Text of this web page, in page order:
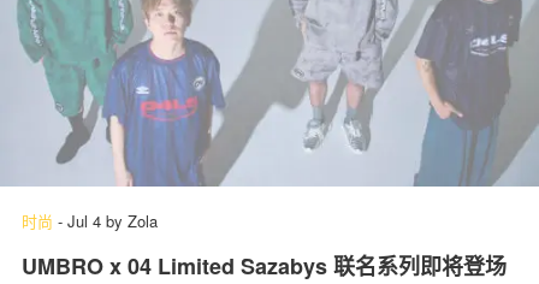
时尚 - Jul 4 by Zola
UMBRO x 04 Limited Sazabys 联名系列即将登场